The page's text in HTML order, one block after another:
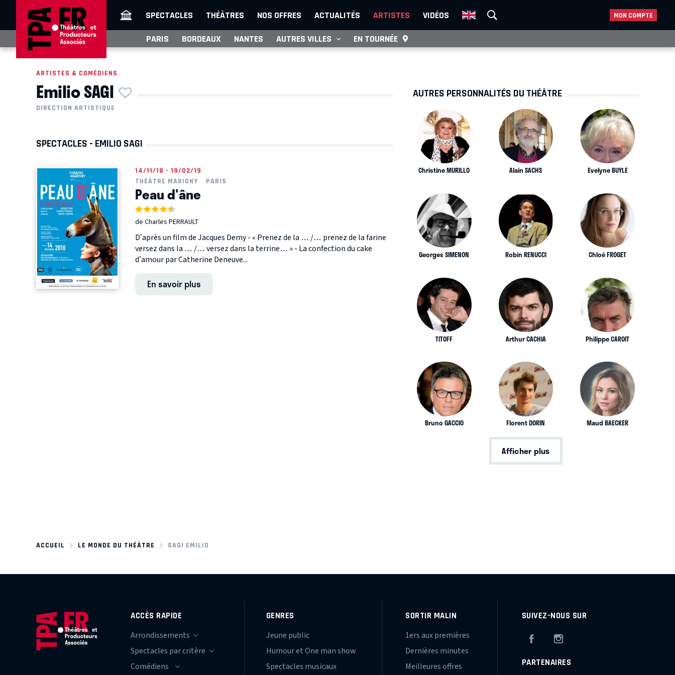
SPECTACLES THÉÂTRES NOS OFFRES ACTUALITÉS ARTISTES VIDÉOS MON COMPTE
PARIS BORDEAUX NANTES AUTRES VILLES EN TOURNÉE
ARTISTES & COMÉDIENS
Emilio SAGI
DIRECTION ARTISTIQUE
SPECTACLES - EMILIO SAGI
14/11/18 - 19/02/19
THÉÂTRE MARIGNY
PARIS
Peau d'âne
de Charles PERRAULT
D’après un film de Jacques Demy - « Prenez de la … /… prenez de la farine
versez dans la … /… versez dans la terrine… » - La confection du cake
d’amour par Catherine Deneuve...
En savoir plus
AUTRES PERSONNALITÉS DU THÉÂTRE
Christine MURILLO Alain SACHS Evelyne BUYLE
Georges SIMENON Robin RENUCCI Chloé FROGET
TITOFF Arthur CACHIA Philippe CAROIT
Bruno GACCIO Florent DORIN Maud BAECKER
Afficher plus
ACCUEIL LE MONDE DU THÉÂTRE SAGI EMILIO
ACCÈS RAPIDE GENRES
Jeune public
Humour et One man show
Spectacles musicaux
SORTIR MALIN
1ers aux premières
Dernières minutes
Meilleures offres
SUIVEZ-NOUS SUR
Facebook
PARTENAIRES